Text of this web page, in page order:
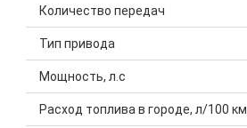
Количество передач
Тип привода
Мощность, л.с
Расход топлива в городе, л/100 км